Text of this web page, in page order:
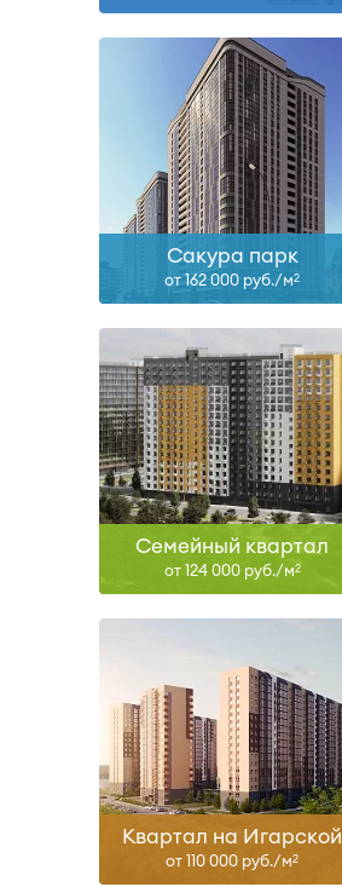
Сакура парк
от 162 000 руб./м2
Семейный квартал
от 124 000 руб./м2
Сдан
Узнать больше
Квартал на Игарской
от 110 000 руб./м2
Сдан, III-26, I-28, II-28
Узнать больше
Сдан, II-28, III-28
Узнать больше